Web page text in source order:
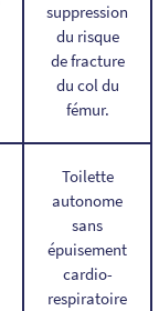
suppression
du risque
de fracture
du col du
fémur.
Toilette
autonome
sans
épuisement
cardio-
respiratoire